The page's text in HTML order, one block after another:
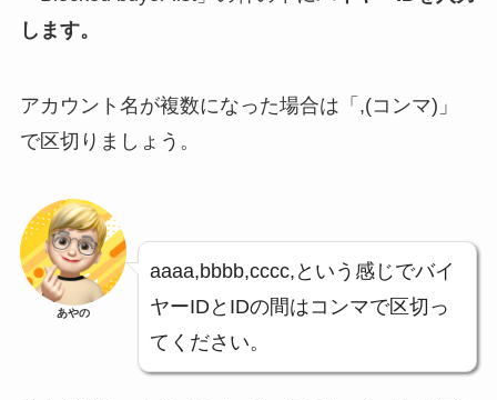
します。
アカウント名が複数になった場合は「,(コンマ)」
で区切りましょう。
あやの
aaaa,bbbb,cccc,という感じでバイ
ヤーIDとIDの間はコンマで区切っ
てください。